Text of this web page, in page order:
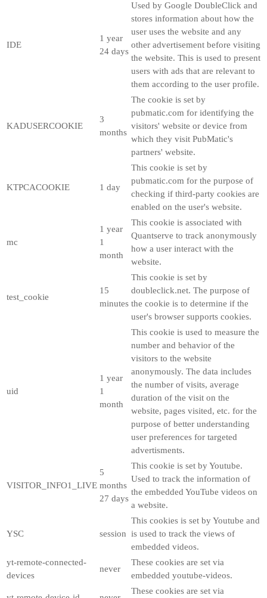
IDE
1 year
24 days
Used by Google DoubleClick and
stores information about how the
user uses the website and any
other advertisement before visiting
the website. This is used to present
users with ads that are relevant to
them according to the user profile.
KADUSERCOOKIE
3
months
The cookie is set by
pubmatic.com for identifying the
visitors' website or device from
which they visit PubMatic's
partners' website.
KTPCACOOKIE 1 day
This cookie is set by
pubmatic.com for the purpose of
checking if third-party cookies are
enabled on the user's website.
mc
1 year
1
month
This cookie is associated with
Quantserve to track anonymously
how a user interact with the
website.
test_cookie
15
minutes
This cookie is set by
doubleclick.net. The purpose of
the cookie is to determine if the
user's browser supports cookies.
uid
1 year
1
month
This cookie is used to measure the
number and behavior of the
visitors to the website
anonymously. The data includes
the number of visits, average
duration of the visit on the
website, pages visited, etc. for the
purpose of better understanding
user preferences for targeted
advertisments.
VISITOR_INFO1_LIVE
5
months
27 days
This cookie is set by Youtube.
Used to track the information of
the embedded YouTube videos on
a website.
YSC session
This cookies is set by Youtube and
is used to track the views of
embedded videos.
yt-remote-connected-
devices
never
These cookies are set via
embedded youtube-videos.
These cookies are set via